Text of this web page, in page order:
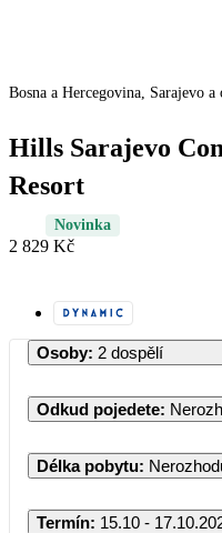
Bosna a Hercegovina, Sarajevo
Hills Sarajevo
Resort
Novinka
2 829 Kč
Osoby: 2 dospělí
Odkud pojedete:
Délka pobytu:
Termín: 15.10 -